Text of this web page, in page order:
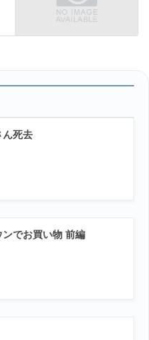
死去
でお買い物 前編